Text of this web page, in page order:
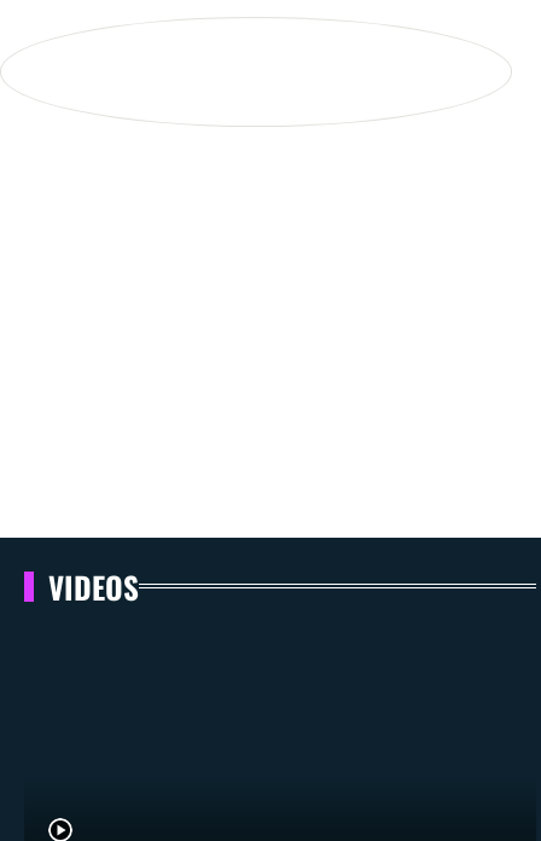
VIDEOS